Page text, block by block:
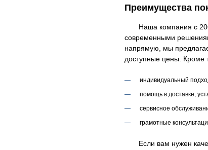
Преимущества
Наша компания с
современными
напрямую, мы
доступные цены. Кроме
индивидуальный
помощь в доставке,
сервисное
грамотные
Если вам нужен